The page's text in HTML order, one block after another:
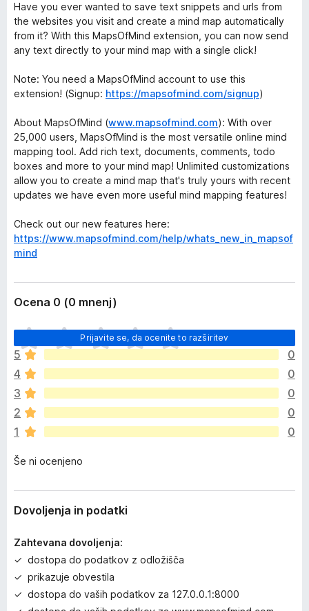
Have you ever wanted to save text snippets and urls from
the websites you visit and create a mind map automatically
from it? With this MapsOfMind extension, you can now send
any text directly to your mind map with a single click!
Note: You need a MapsOfMind account to use this
extension! (Signup: https://mapsofmind.com/signup)
About MapsOfMind (www.mapsofmind.com): With over
25,000 users, MapsOfMind is the most versatile online mind
mapping tool. Add rich text, documents, comments, todo
boxes and more to your mind map! Unlimited customizations
allow you to create a mind map that's truly yours with recent
updates we have even more useful mind mapping features!
Check out our new features here:
https://www.mapsofmind.com/help/whats_new_in_mapsof
mind
Ocena 0 (0 mnenj)
Prijavite se, da ocenite to razširitev
Š
e
n
i
o
c
e
n
e
o
5
0
4
0
3
0
2
0
1
0
Še ni ocenjeno
Dovoljenja in podatki
Zahtevana dovoljenja:
dostopa do podatkov z odložišča
prikazuje obvestila
dostopa do vaših podatkov za 127.0.0.1:8000